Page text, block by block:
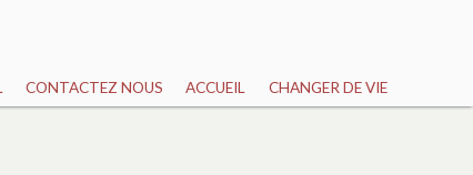
CONTACTEZ NOUS ACCUEIL CHANGER DE VIE